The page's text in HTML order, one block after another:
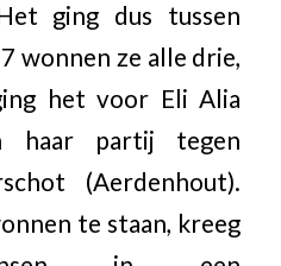
ging dus tussen
wonnen ze alle drie,
het voor Eli Alia
haar partij tegen
(Aerdenhout).
te staan, kreeg